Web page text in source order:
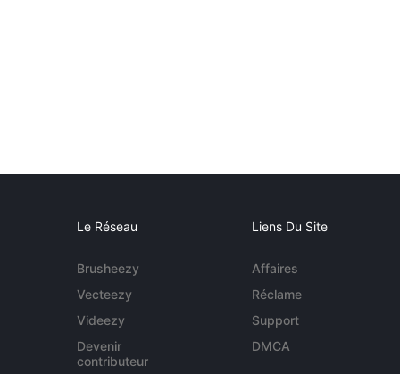
Le Réseau
Brusheezy
Vecteezy
Videezy
Devenir
contributeur
Liens Du Site
Affaires
Réclame
Support
DMCA